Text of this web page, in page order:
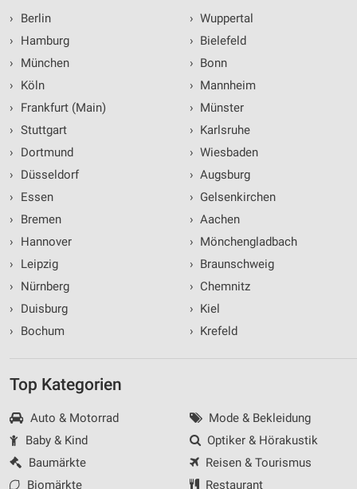
›
Berlin
›
Hamburg
›
München
›
Köln
›
Frankfurt (Main)
› Stuttgart
›
Dortmund
›
Düsseldorf
›
Essen
›
Bremen
›
Hannover
›
Leipzig
›
Nürnberg
›
Duisburg
›
Bochum
› Wuppertal
› Bielefeld
› Bonn
› Mannheim
› Münster
› Karlsruhe
› Wiesbaden
› Augsburg
› Gelsenkirchen
› Aachen
› Mönchengladbach
› Braunschweig
› Chemnitz
› Kiel
› Krefeld
Top Kategorien
Auto & Motorrad
Baby & Kind
Baumärkte
Biomärkte
Mode & Bekleidung
Optiker & Hörakustik
Reisen & Tourismus
Restaurant